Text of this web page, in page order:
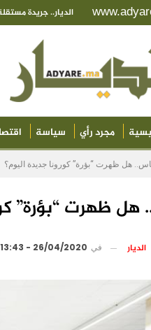
الديار.. جريدة
مجرد رأي سياسة
هل ظهرت “بؤرة” كورونا جديدة اليوم؟
ظهرت “بؤرة”
الديار في 26/04/2020 - 13:43